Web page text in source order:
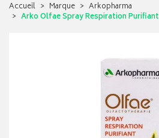
Accueil Marque
Arkopharma
Arko Olfae Spray Respiration Purifiant